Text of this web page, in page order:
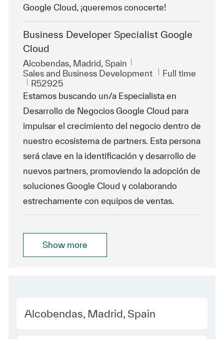
Google Cloud, ¡queremos conocerte!
Business Developer Specialist Google
Cloud
Location
Alcobendas, Madrid, Spain
Category
Sales and Business Development Job Type
Full time
ReqId
R52925
Estamos buscando un/a Especialista en
Desarrollo de Negocios Google Cloud para
impulsar el crecimiento del negocio dentro de
nuestro ecosistema de partners. Esta persona
será clave en la identificación y desarrollo de
nuevos partners, promoviendo la adopción de
soluciones Google Cloud y colaborando
estrechamente con equipos de ventas.
Show more
Location
Alcobendas, Madrid, Spain